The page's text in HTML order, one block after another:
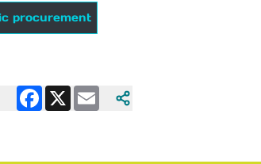
procurement
Facebook
X Email